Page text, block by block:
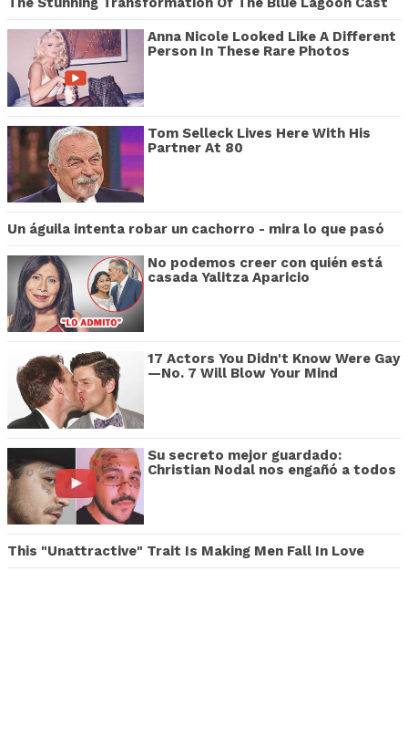
Anna Nicole Looked Like A Different
Person In These Rare Photos
Tom Selleck Lives Here With His
Partner At 80
Un águila intenta robar un cachorro - mira lo que pasó
No podemos creer con quién está
casada Yalitza Aparicio
17 Actors You Didn't Know Were Gay
—No. 7 Will Blow Your Mind
Su secreto mejor guardado:
Christian Nodal nos engañó a todos
This "Unattractive" Trait Is Making Men Fall In Love